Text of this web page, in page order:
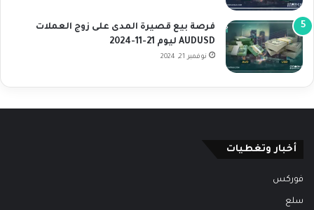
فرصة بيع قصيرة المدى على زوج العملات
AUDUSD ليوم 21-11-2024
نوفمبر 21, 2024
أخبار وتغطيات
فوركس
سلع